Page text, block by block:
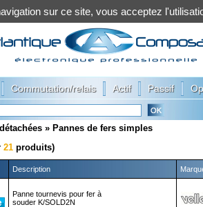
Commutation/relais Actif Passif
» Pannes de fers simples
21 produits)
Description
Panne tournevis pour fer à
souder K/SOLD2N
sur ce site, vous acceptez